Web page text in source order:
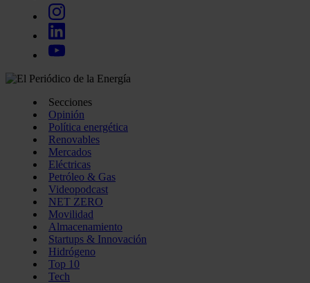
Secciones
Opinión
Política energética
Renovables
Mercados
Eléctricas
Petróleo & Gas
Videopodcast
NET ZERO
Movilidad
Almacenamiento
Startups & Innovación
Hidrógeno
Top 10
Tech